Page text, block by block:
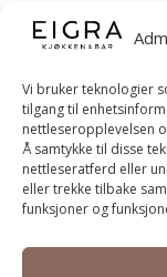
Vi bruker teknologier
tilgang til
nettleseropplevelsen
Å samtykke til disse
nettleseratferd eller
eller trekke tilbake
funksjoner og